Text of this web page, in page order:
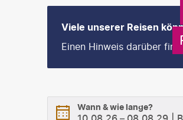
Viele unserer Reisen
Einen Hinweis darüber
Wann & wie lange?